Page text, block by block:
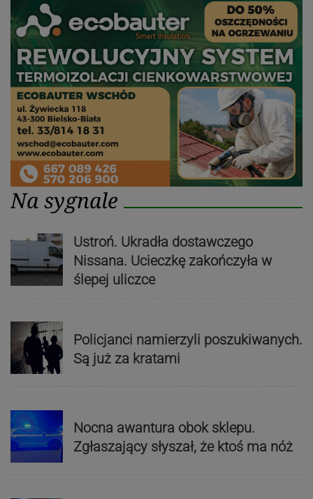
Na sygnale
Ustroń. Ukradła dostawczego
Nissana. Ucieczkę zakończyła w
ślepej uliczce
Policjanci namierzyli poszukiwanych.
Są już za kratami
Nocna awantura obok sklepu.
Zgłaszający słyszał, że ktoś ma nóż